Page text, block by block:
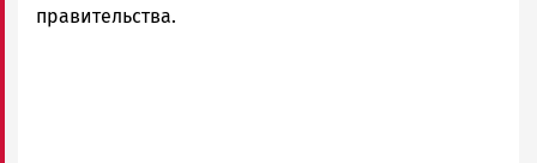
правительства.